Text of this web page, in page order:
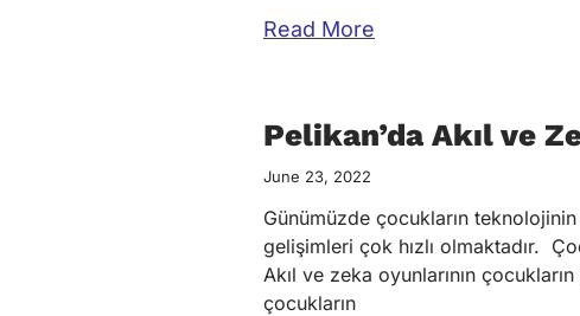
Read More
Pelikan’da Akıl ve
June 23, 2022
Günümüzde çocukların
gelişimleri çok hızlı olmaktadır.
Akıl ve zeka oyunlarının
çocukların